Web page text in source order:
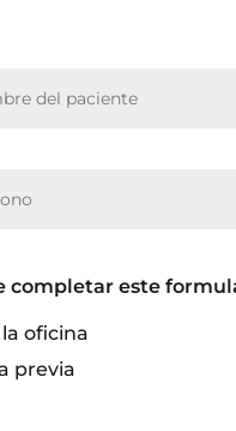
completar este
oficina
previa